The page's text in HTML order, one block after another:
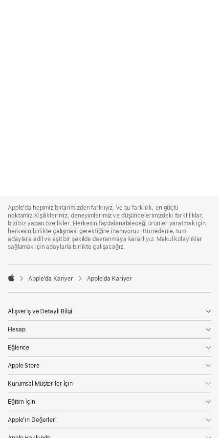
Footer
Apple’da hepimiz birbirimizden farklıyız. Ve bu farklılık, en güçlü
noktamız.Kişiliklerimiz, deneyimlerimiz ve düşüncelerimizdeki farklılıklar,
bizi biz yapan özellikler. Herkesin faydalanabileceği ürünler yaratmak için
herkesin birlikte çalışması gerektiğine inanıyoruz. Bu nedenle, tüm
adaylara adil ve eşit bir şekilde davranmaya kararlıyız. Makul kolaylıklar
sağlamak için adaylarla birlikte çalışacağız.

Apple’da Kariyer Apple’da Kariyer
Alışveriş ve Detaylı Bilgi
Hesap
Eğlence
Apple Store
Kurumsal Müşteriler İçin
Eğitim İçin
Apple’ın Değerleri